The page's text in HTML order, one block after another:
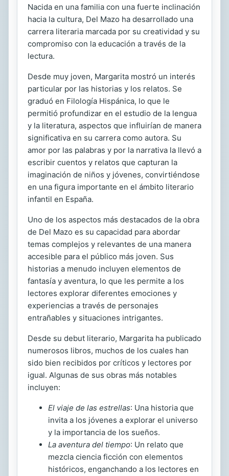
Nacida en una familia con una fuerte inclinación
hacia la cultura, Del Mazo ha desarrollado una
carrera literaria marcada por su creatividad y su
compromiso con la educación a través de la
lectura.
Desde muy joven, Margarita mostró un interés
particular por las historias y los relatos. Se
graduó en Filología Hispánica, lo que le
permitió profundizar en el estudio de la lengua
y la literatura, aspectos que influirían de manera
significativa en su carrera como autora. Su
amor por las palabras y por la narrativa la llevó a
escribir cuentos y relatos que capturan la
imaginación de niños y jóvenes, convirtiéndose
en una figura importante en el ámbito literario
infantil en España.
Uno de los aspectos más destacados de la obra
de Del Mazo es su capacidad para abordar
temas complejos y relevantes de una manera
accesible para el público más joven. Sus
historias a menudo incluyen elementos de
fantasía y aventura, lo que les permite a los
lectores explorar diferentes emociones y
experiencias a través de personajes
entrañables y situaciones intrigantes.
Desde su debut literario, Margarita ha publicado
numerosos libros, muchos de los cuales han
sido bien recibidos por críticos y lectores por
igual. Algunas de sus obras más notables
incluyen:
El viaje de las estrellas: Una historia que
invita a los jóvenes a explorar el universo
y la importancia de los sueños.
La aventura del tiempo: Un relato que
mezcla ciencia ficción con elementos
históricos, enganchando a los lectores en